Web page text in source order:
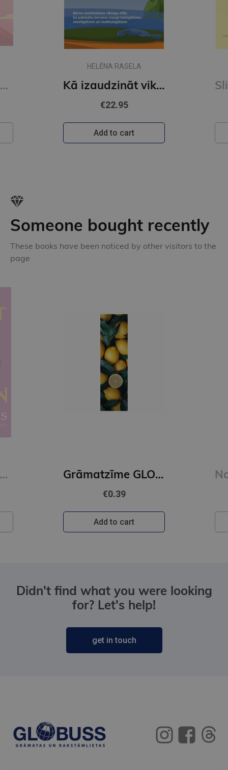
Audzēt uzmanību. Atbalsta ceļvedis vecākiem un aprūpētājiem, kas gāā par bērniem ar UDHT un eksplozī
HELĒNA RASELA
Kā izaudzināt vikingu
€22.95
Add to cart
Someone bought recently
These books have been noticed by other visitors to the
page
A Court of Wings and Ruin : 3 Grāmatzīme GLOBUSS - Citroni
€0.39
Add to cart
Didn't find what you were looking
for? Let's help!
get in touch